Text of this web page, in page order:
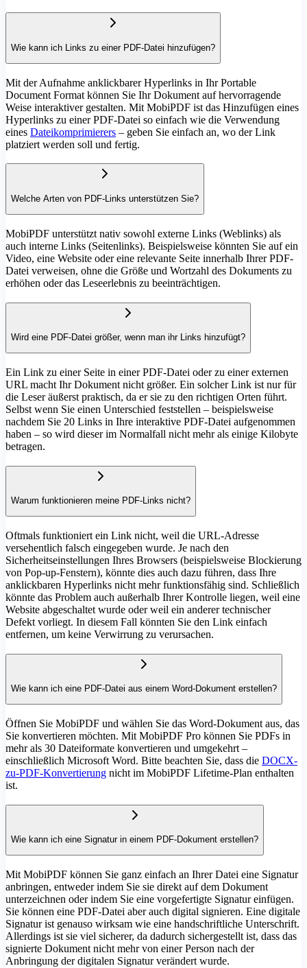
Wie kann ich Links zu einer PDF-Datei hinzufügen?
Mit der Aufnahme anklickbarer Hyperlinks in Ihr Portable
Document Format können Sie Ihr Dokument auf hervorragende
Weise interaktiver gestalten. Mit MobiPDF ist das Hinzufügen eines
Hyperlinks zu einer PDF-Datei so einfach wie die Verwendung
eines Dateikomprimierers – geben Sie einfach an, wo der Link
platziert werden soll und fertig.
Welche Arten von PDF-Links unterstützen Sie?
MobiPDF unterstützt nativ sowohl externe Links (Weblinks) als
auch interne Links (Seitenlinks). Beispielsweise könnten Sie auf ein
Video, eine Website oder eine relevante Seite innerhalb Ihrer PDF-
Datei verweisen, ohne die Größe und Wortzahl des Dokuments zu
erhöhen oder das Leseerlebnis zu beeinträchtigen.
Wird eine PDF-Datei größer, wenn man ihr Links hinzufügt?
Ein Link zu einer Seite in einer PDF-Datei oder zu einer externen
URL macht Ihr Dokument nicht größer. Ein solcher Link ist nur für
die Leser äußerst praktisch, da er sie zu den richtigen Orten führt.
Selbst wenn Sie einen Unterschied feststellen – beispielsweise
nachdem Sie 20 Links in Ihre interaktive PDF-Datei aufgenommen
haben – so wird dieser im Normalfall nicht mehr als einige Kilobyte
betragen.
Warum funktionieren meine PDF-Links nicht?
Oftmals funktioniert ein Link nicht, weil die URL-Adresse
versehentlich falsch eingegeben wurde. Je nach den
Sicherheitseinstellungen Ihres Browsers (beispielsweise Blockierung
von Pop-up-Fenstern), könnte dies auch dazu führen, dass Ihre
anklickbaren Hyperlinks nicht mehr funktionsfähig sind. Schließlich
könnte das Problem auch außerhalb Ihrer Kontrolle liegen, weil eine
Website abgeschaltet wurde oder weil ein anderer technischer
Defekt vorliegt. In diesem Fall könnten Sie den Link einfach
entfernen, um keine Verwirrung zu verursachen.
Wie kann ich eine PDF-Datei aus einem Word-Dokument erstellen?
Öffnen Sie MobiPDF und wählen Sie das Word-Dokument aus, das
Sie konvertieren möchten. Mit MobiPDF Pro können Sie PDFs in
mehr als 30 Dateiformate konvertieren und umgekehrt –
einschließlich Microsoft Word. Bitte beachten Sie, dass die DOCX-
zu-PDF-Konvertierung nicht im MobiPDF Lifetime-Plan enthalten
ist.
Wie kann ich eine Signatur in einem PDF-Dokument erstellen?
Mit MobiPDF können Sie ganz einfach an Ihrer Datei eine Signatur
anbringen, entweder indem Sie sie direkt auf dem Dokument
unterzeichnen oder indem Sie eine vorgefertigte Signatur einfügen.
Sie können eine PDF-Datei aber auch digital signieren. Eine digitale
Signatur ist genauso wirksam wie eine handschriftliche Unterschrift.
Allerdings ist sie viel sicherer, da dadurch sichergestellt ist, dass das
signierte Dokument nicht mehr von einer Person nach der
Anbringung der digitalen Signatur verändert wurde.